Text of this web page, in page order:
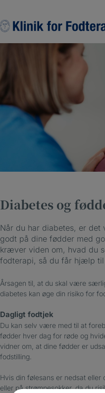
indholdet
Diabetes og
Når du har diabetes, er
godt på dine fødder med
kræver viden om, hvad du
fodterapi, så du får hjælp
Årsagen til, at du skal være
diabetes kan øge din risiko for
Dagligt fodtjek
Du kan selv være med til at
fødder hver dag for røde og
vidner om, at dine fødder er
fodstilling.
Hvis din følesans er nedsat
eller på strømpesokker, da du